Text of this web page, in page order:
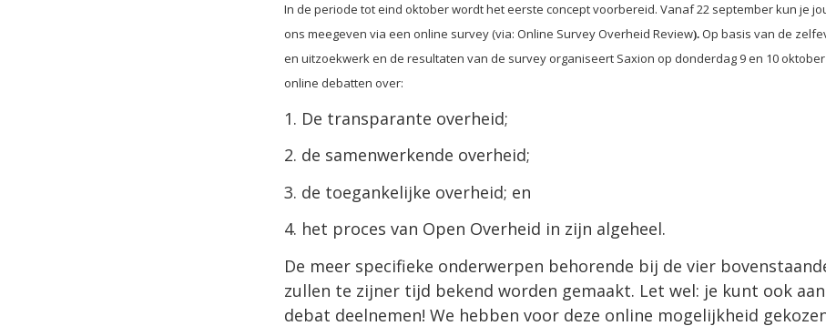
In de periode tot eind oktober wordt het eerste concept voorbereid. Vanaf 22 september kun je
ons meegeven via een online survey (via: Online Survey Overheid Review). Op basis van de
en uitzoekwerk en de resultaten van de survey organiseert Saxion op donderdag 9 en 10
online debatten over:
1. De transparante overheid;
2. de samenwerkende overheid;
3. de toegankelijke overheid; en
4. het proces van Open Overheid in zijn algeheel.
De meer specifieke onderwerpen behorende bij de vier
zullen te zijner tijd bekend worden gemaakt. Let wel: je kunt ook
debat deelnemen! We hebben voor deze online mogelijkheid